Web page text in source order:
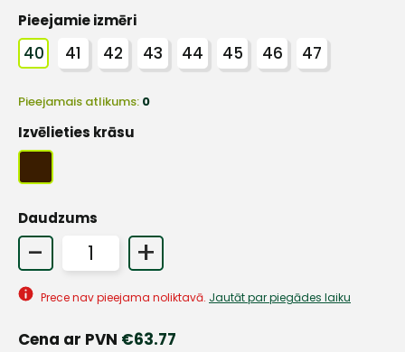
Pieejamie izmēri
40 41 42 43 44 45 46 47
Pieejamais atlikums: 0
Izvēlieties krāsu
Daudzums
- +
Prece nav pieejama noliktavā. Jautāt par piegādes laiku
Cena ar PVN €63.77
Sazinies
+